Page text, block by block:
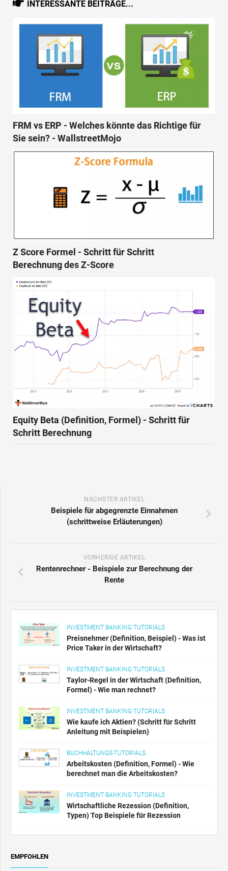
INTERESSANTE BEITRÄGE...
FRM vs ERP - Welches könnte das Richtige für
Sie sein? - WallstreetMojo
Z Score Formel - Schritt für Schritt
Berechnung des Z-Score
Equity Beta (Definition, Formel) - Schritt für
Schritt Berechnung
NÄCHSTER ARTIKEL
Beispiele für abgegrenzte Einnahmen
(schrittweise Erläuterungen)
VORHERIGE ARTIKEL
Rentenrechner - Beispiele zur Berechnung der
Rente
INVESTMENT BANKING TUTORIALS
Preisnehmer (Definition, Beispiel) - Was ist
Price Taker in der Wirtschaft?
INVESTMENT BANKING TUTORIALS
Taylor-Regel in der Wirtschaft (Definition,
Formel) - Wie man rechnet?
INVESTMENT BANKING TUTORIALS
Wie kaufe ich Aktien? (Schritt für Schritt
Anleitung mit Beispielen)
BUCHHALTUNGS-TUTORIALS
Arbeitskosten (Definition, Formel) - Wie
berechnet man die Arbeitskosten?
INVESTMENT BANKING TUTORIALS
Wirtschaftliche Rezession (Definition,
Typen) Top Beispiele für Rezession
EMPFOHLEN